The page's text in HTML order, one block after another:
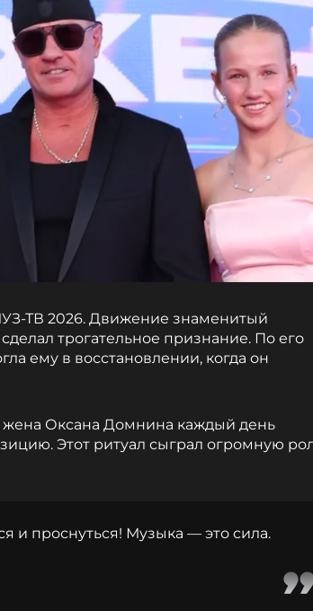
ТВ 2026. Движение знаменитый
трогательное признание. По его
ему в восстановлении, когда он
жена Оксана Домнина каждый день
Этот ритуал сыграл огромную
и проснуться! Музыка — это сила.